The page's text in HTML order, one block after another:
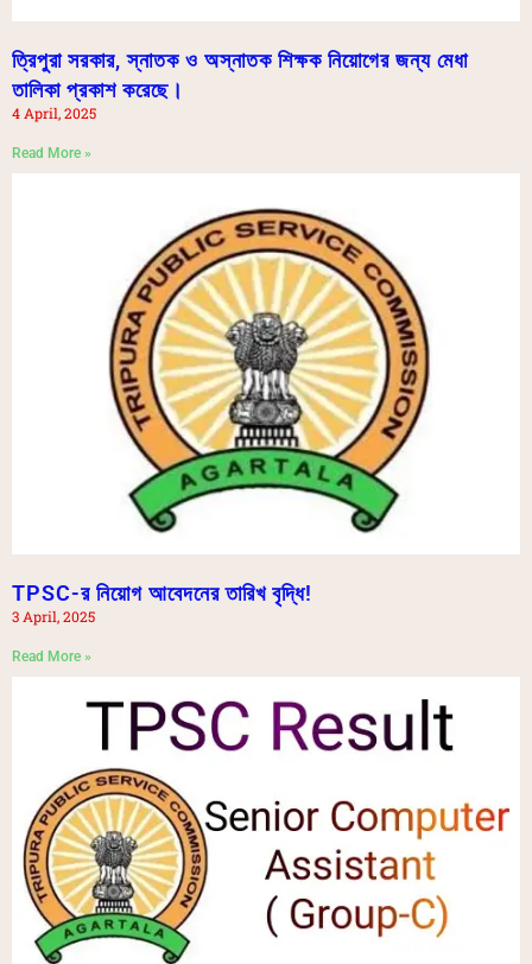
ত্রিপুরা সরকার, স্নাতক ও অস্নাতক শিক্ষক নিয়োগের জন্য মেধা
তালিকা প্রকাশ করেছে।
4 April, 2025
Read More »
TPSC-র নিয়োগ আবেদনের তারিখ বৃদ্ধি!
3 April, 2025
Read More »